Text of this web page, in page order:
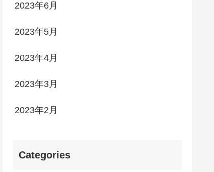
2023年6月
2023年5月
2023年4月
2023年3月
2023年2月
Categories